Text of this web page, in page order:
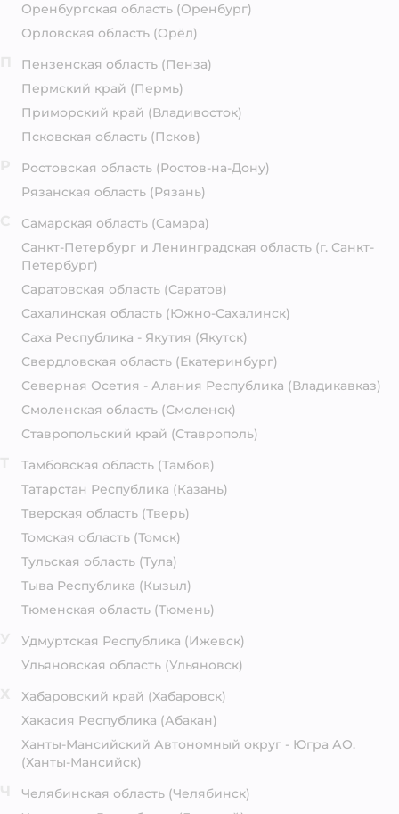
Оренбургская область (Оренбург)
Орловская область (Орёл)
Пензенская область (Пенза)
Пермский край (Пермь)
Приморский край (Владивосток)
Псковская область (Псков)
Ростовская область (Ростов-на-Дону)
Рязанская область (Рязань)
Самарская область (Самара)
Санкт-Петербург и Ленинградская область (г. Санкт-
Петербург)
Саратовская область (Саратов)
Сахалинская область (Южно-Сахалинск)
Саха Республика - Якутия (Якутск)
Свердловская область (Екатеринбург)
Северная Осетия - Алания Республика (Владикавказ)
Смоленская область (Смоленск)
Ставропольский край (Ставрополь)
Тамбовская область (Тамбов)
Татарстан Республика (Казань)
Тверская область (Тверь)
Томская область (Томск)
Тульская область (Тула)
Тыва Республика (Кызыл)
Тюменская область (Тюмень)
Удмуртская Республика (Ижевск)
Ульяновская область (Ульяновск)
Хабаровский край (Хабаровск)
Хакасия Республика (Абакан)
Ханты-Мансийский Автономный округ - Югра АО.
(Ханты-Мансийск)
Челябинская область (Челябинск)